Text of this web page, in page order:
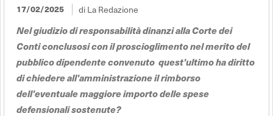
17/02/2025
di La Redazione
Nel giudizio di responsabilità dinanzi alla Corte dei
Conti conclusosi con il proscioglimento nel merito del
pubblico dipendente convenuto quest'ultimo ha diritto
di chiedere all'amministrazione il rimborso
dell'eventuale maggiore importo delle spese
defensionali sostenute?